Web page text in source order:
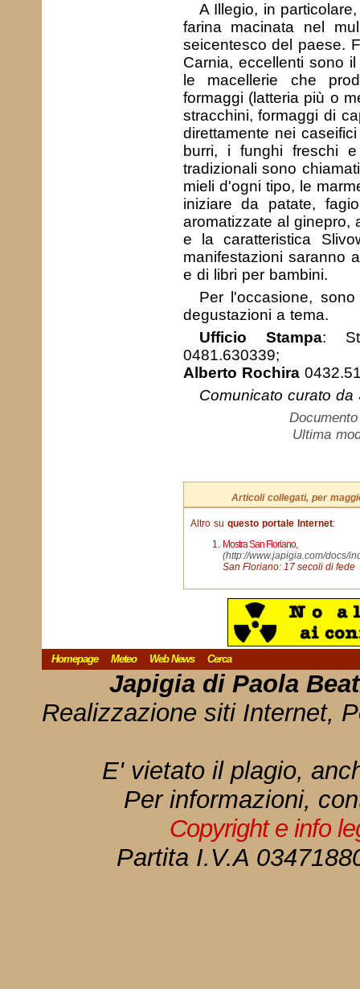
A Illegio, in
farina macinata nel
seicentesco del paese.
Carnia, eccellenti sono
le macellerie che
formaggi (latteria più o
stracchini, formaggi di
direttamente nei
burri, i funghi freschi
tradizionali sono
mieli d'ogni tipo, le
iniziare da patate,
aromatizzate al ginepro,
e la caratteristica
manifestazioni saranno
e di libri per bambini.
Per l'occasione,
degustazioni a tema.
Ufficio Stampa:
0481.630339;
Alberto Rochira
Comunicato curato da
Ultima
Articoli collegati, per
Altro su questo portale Internet:
Mostra San Floriano,
(http://www.japigia.com/docs/
San Floriano: 17 secoli di fede
Homepage Meteo Web News Cerca
Japigia di Paola
Realizzazione siti Internet,
E' vietato il plagio,
Per informazioni,
Copyright e info
Partita I.V.A